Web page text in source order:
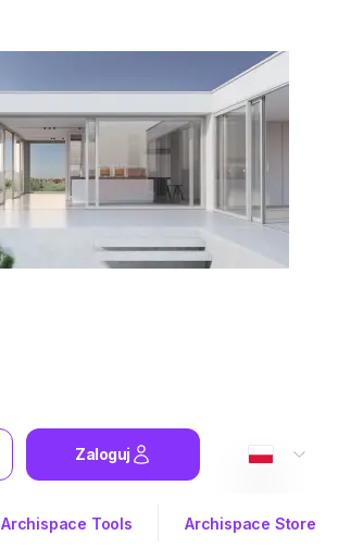
Zaloguj
Archispace Tools Archispace Store